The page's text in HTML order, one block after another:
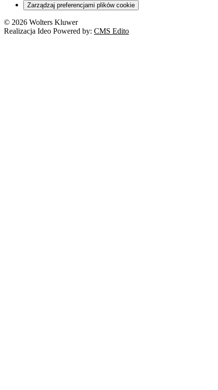
Zarządzaj preferencjami plików cookie
© 2026 Wolters Kluwer
Realizacja Ideo Powered by: CMS Edito